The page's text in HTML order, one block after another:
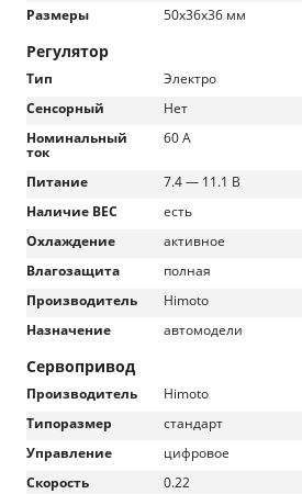
Размеры 50x36x36 мм
Регулятор
Тип
Электро
Сенсорный
Нет
Номинальный
ток
60 А
Питание
7.4 — 11.1 В
Наличие BEC
есть
Охлаждение
активное
Влагозащита
полная
Производитель
Himoto
Назначение
автомодели
Сервопривод
Производитель
Himoto
Типоразмер
стандарт
Управление
цифровое
Скорость
0.22